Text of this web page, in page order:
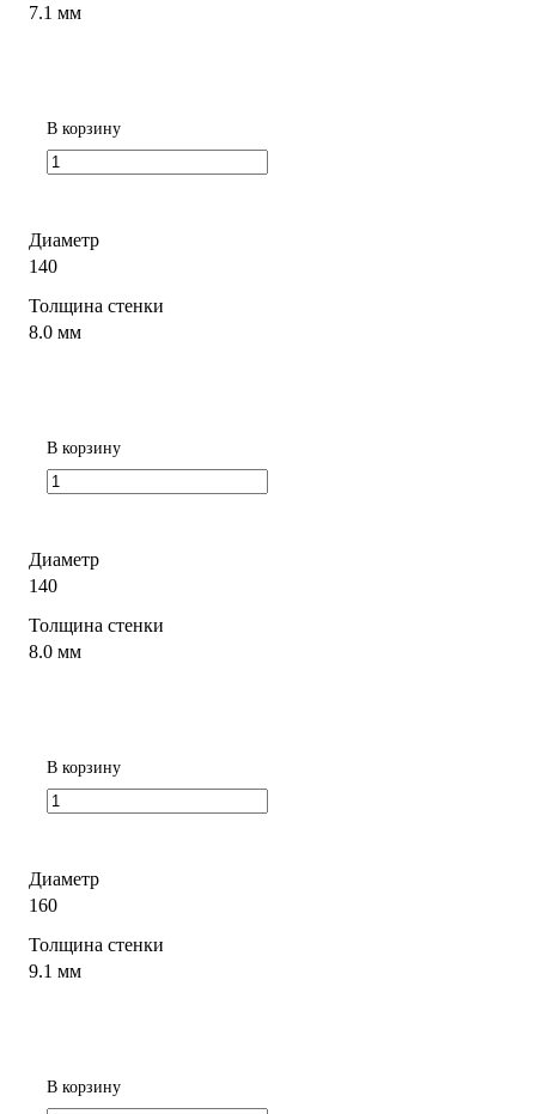
7.1 мм
В корзину
Диаметр
140
Толщина стенки
8.0 мм
В корзину
Диаметр
140
Толщина стенки
8.0 мм
В корзину
Диаметр
160
Толщина стенки
9.1 мм
В корзину